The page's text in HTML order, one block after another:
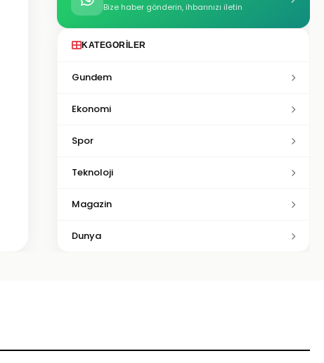
Bize haber gönderin, ihbarınızı iletin
KATEGORILER
Gundem
Ekonomi
Spor
Teknoloji
Magazin
Dunya